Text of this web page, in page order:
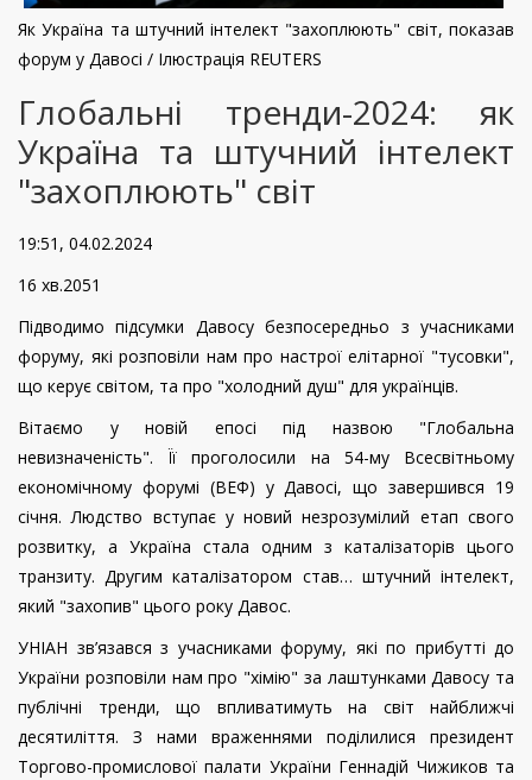
Як Україна та штучний інтелект "захоплюють" світ, показав
форум у Давосі / Ілюстрація REUTERS
Глобальні тренди-2024: як
Україна та штучний інтелект
"захоплюють" світ
19:51, 04.02.2024
16 хв.2051
Підводимо підсумки Давосу безпосередньо з учасниками
форуму, які розповіли нам про настрої елітарної "тусовки",
що керує світом, та про "холодний душ" для українців.
Вітаємо у новій епосі під назвою "Глобальна
невизначеність". Її проголосили на 54-му Всесвітньому
економічному форумі (ВЕФ) у Давосі, що завершився 19
січня. Людство вступає у новий незрозумілий етап свого
розвитку, а Україна стала одним з каталізаторів цього
транзиту. Другим каталізатором став… штучний інтелект,
який "захопив" цього року Давос.
УНІАН зв’язався з учасниками форуму, які по прибутті до
України розповіли нам про "хімію" за лаштунками Давосу та
публічні тренди, що впливатимуть на світ найближчі
десятиліття. З нами враженнями поділилися президент
Торгово-промислової палати України Геннадій Чижиков та